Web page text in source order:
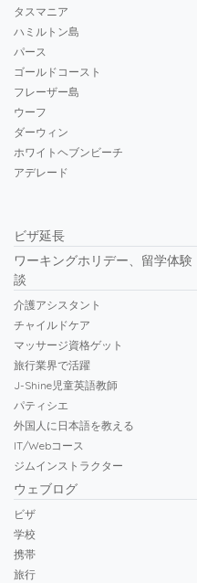
タスマニア
ハミルトン島
パース
ゴールドコースト
フレーザー島
ウーフ
ダーウィン
ホワイトヘブンビーチ
アデレード
ビザ延長
ワーキングホリデー、留学体験
談
介護アシスタント
チャイルドケア
マッサージ資格ゲット
旅行業界で活躍
J-Shine児童英語教師
パティシエ
外国人に日本語を教える
IT/Webコース
ジムインストラクター
ウェブログ
ビザ
学校
携帯
旅行